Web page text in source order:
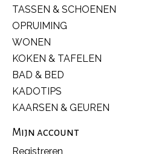
TASSEN & SCHOENEN
OPRUIMING
WONEN
KOKEN & TAFELEN
BAD & BED
KADOTIPS
KAARSEN & GEUREN
Mijn account
Registreren